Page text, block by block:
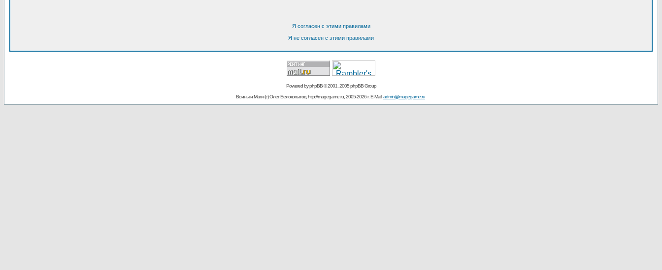
Я согласен с этими правилами
Я не согласен с этими правилами
Powered byphpBB© 2001, 2005 phpBB Group
Воины и Маги (c) Олег Белокопытов, http://magegame.ru, 2005-2026 г. E-Mail:admin@magegame.ru